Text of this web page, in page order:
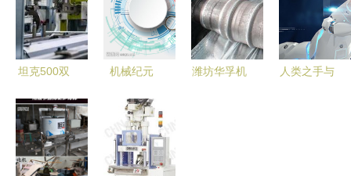
坦克500双
解析 开启
智慧工厂探
秘之旅
机械纪元
的科技未来
潍坊华孚机
人类之手与